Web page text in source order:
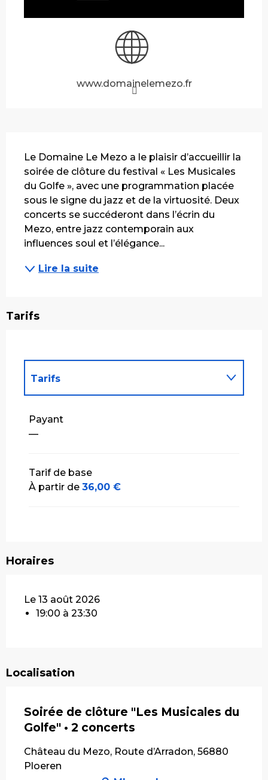
www.domainelemezo.fr
Le Domaine Le Mezo a le plaisir d’accueillir la
soirée de clôture du festival « Les Musicales
du Golfe », avec une programmation placée
sous le signe du jazz et de la virtuosité. Deux
concerts se succéderont dans l’écrin du
Mezo, entre jazz contemporain aux
influences soul et l’élégance...
Lire la suite
Tarifs
Tarifs
Tarifs 2027
Payant
—
Tarif de base
À partir de 36,00 €
Horaires
Le 13 août 2026
19:00 à 23:30
Localisation
Soirée de clôture "Les Musicales du
Golfe" • 2 concerts
Château du Mezo, Route d’Arradon, 56880
Ploeren